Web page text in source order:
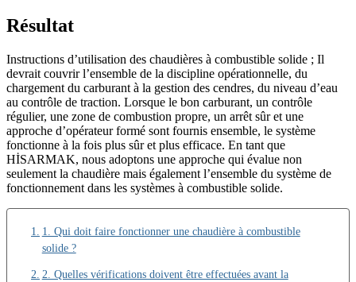
Résultat
Instructions d’utilisation des chaudières à combustible solide ; Il
devrait couvrir l’ensemble de la discipline opérationnelle, du
chargement du carburant à la gestion des cendres, du niveau d’eau
au contrôle de traction. Lorsque le bon carburant, un contrôle
régulier, une zone de combustion propre, un arrêt sûr et une
approche d’opérateur formé sont fournis ensemble, le système
fonctionne à la fois plus sûr et plus efficace. En tant que
HİSARMAK, nous adoptons une approche qui évalue non
seulement la chaudière mais également l’ensemble du système de
fonctionnement dans les systèmes à combustible solide.
1. Qui doit faire fonctionner une chaudière à combustible
solide ?
2. Quelles vérifications doivent être effectuées avant la